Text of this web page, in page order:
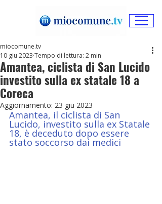
Amantea, ciclista di San Lucido
investito sulla ex statale 18 a
Coreca
miocomune.tv
10 giu 2023 Tempo di lettura: 2 min
Aggiornamento: 23 giu 2023
Amantea, il ciclista di San
Lucido, investito sulla ex Statale
18, è deceduto dopo essere
stato soccorso dai medici